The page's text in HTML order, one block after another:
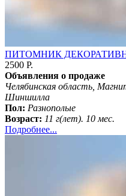
ПИТОМНИК
2500 Р.
Объявления о продаже
Челябинская область,
Шиншилла
Пол: Разнополые
Возраст: 11 г(лет). 10 мес.
Подробнее...